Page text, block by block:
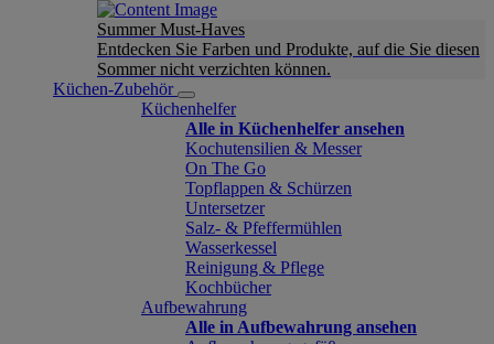
Summer Must-Haves
Entdecken Sie Farben und Produkte, auf die Sie diesen
Sommer nicht verzichten können.
Küchen-Zubehör
Küchenhelfer
Alle in Küchenhelfer ansehen
Kochutensilien & Messer
On The Go
Topflappen & Schürzen
Untersetzer
Salz- & Pfeffermühlen
Wasserkessel
Reinigung & Pflege
Kochbücher
Aufbewahrung
Alle in Aufbewahrung ansehen